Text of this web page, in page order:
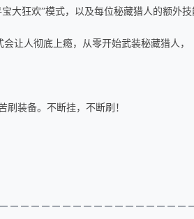
大狂欢”模式，以及每位秘藏猎人的额外技
让人彻底上瘾，从零开始武装秘藏猎人，
刷装备。不断挂，不断刷！
－－－ －－－－－ －－－－－ －－－－